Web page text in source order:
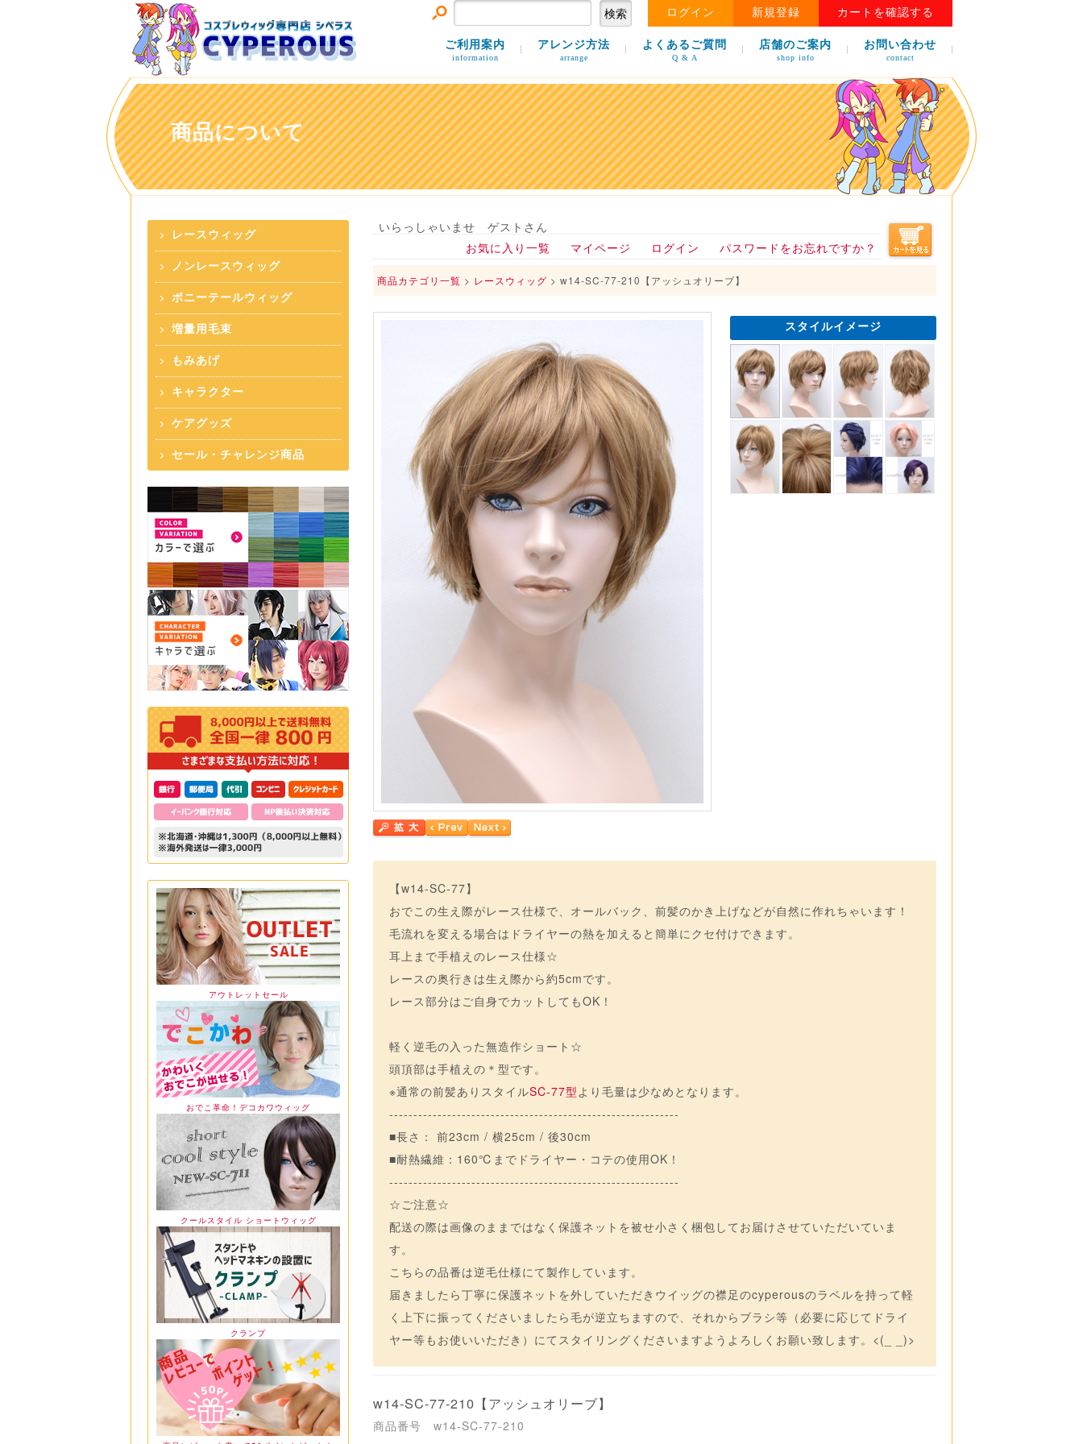
ログイン 新規登録 カートを確認する
ご利用案内
information
アレンジ方法
arrange
よくあるご質問
Q & A
店舗のご案内
shop info
お問い合わせ
contact
商品について
レースウィッグ
ノンレースウィッグ
ポニーテールウィッグ
増量用毛束
もみあげ
キャラクター
ケアグッズ
セール・チャレンジ商品
アウトレットセール
おでこ革命！デコカワウィッグ
クールスタイル ショートウィッグ
クランプ
いらっしゃいませ ゲストさん
お気に入り一覧
マイページ ログイン パスワードをお忘れですか？
商品カテゴリ一覧 > レースウィッグ > w14-SC-77-210【アッシュオリーブ】
スタイルイメージ
【w14-SC-77】
おでこの生え際がレース仕様で、オールバック、前髪のかき上げなどが自然に作れちゃいます！
毛流れを変える場合はドライヤーの熱を加えると簡単にクセ付けできます。
耳上まで手植えのレース仕様☆
レースの奥行きは生え際から約5cmです。
レース部分はご自身でカットしてもOK！
軽く逆毛の入った無造作ショート☆
頭頂部は手植えの＊型です。
※通常の前髪ありスタイルSC-77型より毛量は少なめとなります。
------------------------------------------------------------
■長さ： 前23cm / 横25cm / 後30cm
■耐熱繊維：160℃までドライヤー・コテの使用OK！
------------------------------------------------------------
☆ご注意☆
配送の際は画像のままではなく保護ネットを被せ小さく梱包してお届けさせていただいていま
す。
こちらの品番は逆毛仕様にて製作しています。
届きましたら丁寧に保護ネットを外していただきウイッグの襟足のcyperousのラベルを持って軽
く上下に振ってくださいましたら毛が逆立ちますので、それからブラシ等（必要に応じてドライ
ヤー等もお使いいただき）にてスタイリングくださいますようよろしくお願い致します。<(_ _)>
w14-SC-77-210 【アッシュオリーブ】
商品番号 w14-SC-77-210